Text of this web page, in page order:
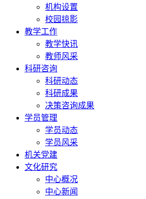
机构设置
校园掠影
教学工作
教学快讯
教师风采
科研咨询
科研动态
科研成果
决策咨询成果
学员管理
学员动态
学员风采
机关党建
文化研究
中心概况
中心新闻